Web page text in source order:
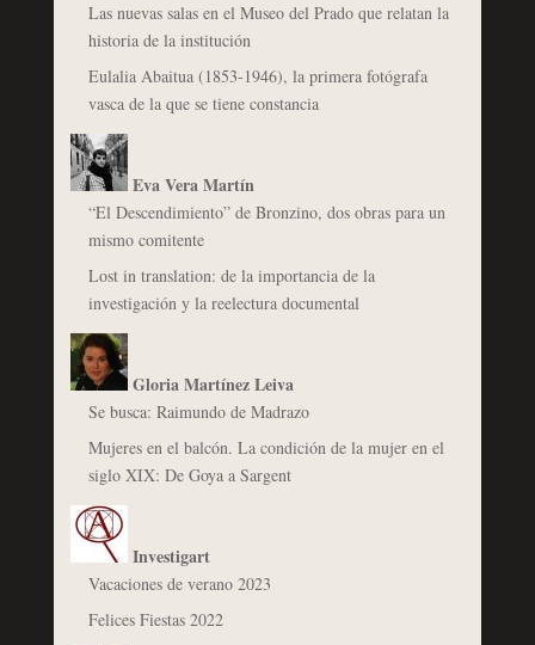
Las nuevas salas en el Museo del Prado que relatan la
historia de la institución
Eulalia Abaitua (1853-1946), la primera fotógrafa
vasca de la que se tiene constancia
Eva Vera Martín
“El Descendimiento” de Bronzino, dos obras para un
mismo comitente
Lost in translation: de la importancia de la
investigación y la reelectura documental
Gloria Martínez Leiva
Se busca: Raimundo de Madrazo
Mujeres en el balcón. La condición de la mujer en el
siglo XIX: De Goya a Sargent
Investigart
Vacaciones de verano 2023
Felices Fiestas 2022